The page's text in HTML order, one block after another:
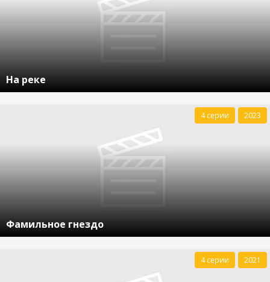
На реке
Фамильное гнездо
4 серии 2023
4 серии 2021